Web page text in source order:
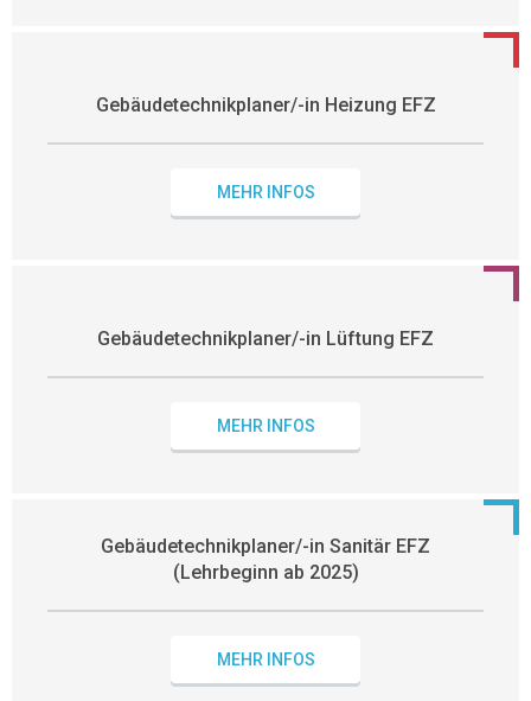
Gebäudetechnikplaner/-in Heizung EFZ
MEHR INFOS
Gebäudetechnikplaner/-in Lüftung EFZ
MEHR INFOS
Gebäudetechnikplaner/-in Sanitär EFZ
(Lehrbeginn ab 2025)
MEHR INFOS